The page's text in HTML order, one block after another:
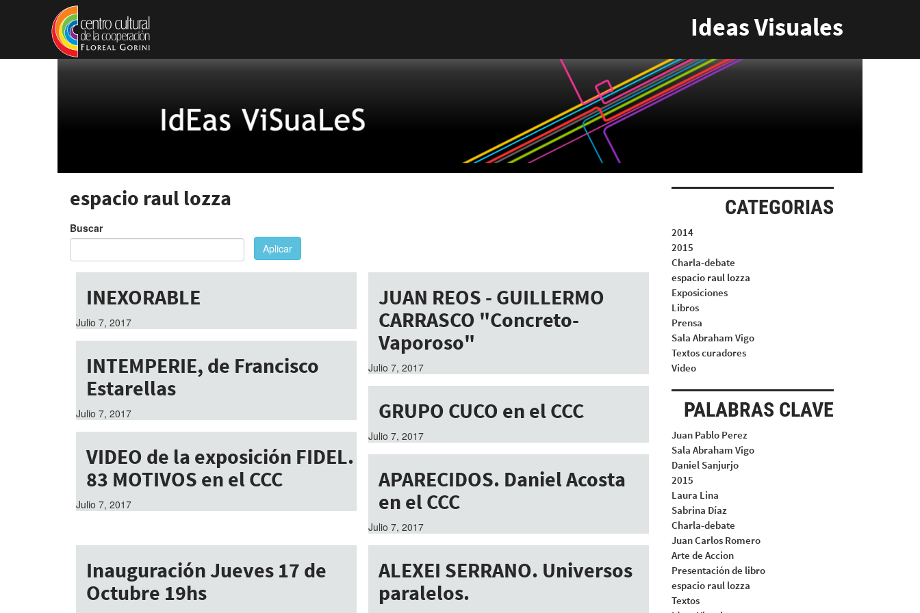
Pasar al contenido principal
Ideas Visuales
espacio raul lozza
Buscar
Aplicar
INEXORABLE
Julio 7, 2017
JUAN REOS - GUILLERMO
CARRASCO "Concreto-
Vaporoso"
Julio 7, 2017
INTEMPERIE, de Francisco
Estarellas
Julio 7, 2017 GRUPO CUCO en el CCC
Julio 7, 2017
VIDEO de la exposición FIDEL.
83 MOTIVOS en el CCC
Julio 7, 2017
APARECIDOS. Daniel Acosta
en el CCC
Julio 7, 2017
Inauguración Jueves 17 de
Octubre 19hs
ALEXEI SERRANO. Universos
paralelos.
CATEGORIAS
2014
2015
Charla-debate
espacio raul lozza
Exposiciones
Libros
Prensa
Sala Abraham Vigo
Textos curadores
Video
PALABRAS CLAVE
Juan Pablo Perez
Sala Abraham Vigo
Daniel Sanjurjo
2015
Laura Lina
Sabrina Díaz
Charla-debate
Juan Carlos Romero
Arte de Accion
Presentación de libro
espacio raul lozza
Textos